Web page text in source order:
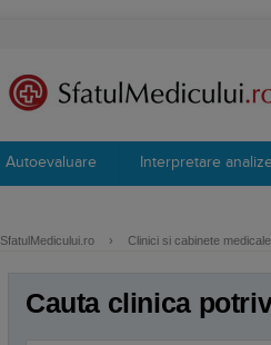
Autoevaluare Interpretare
SfatulMedicului.ro › Clinici si cabinete
Cauta clinica